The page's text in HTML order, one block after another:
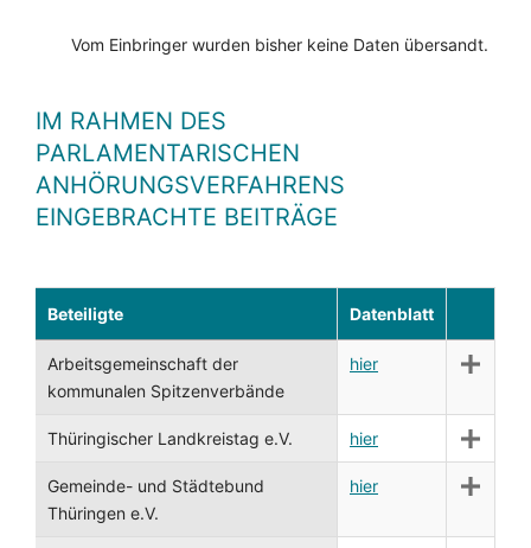
Vom Einbringer wurden bisher keine Daten übersandt.
IM RAHMEN DES
PARLAMENTARISCHEN
ANHÖRUNGSVERFAHRENS
EINGEBRACHTE BEITRÄGE
Beteiligte Datenblatt
Arbeitsgemeinschaft der
kommunalen Spitzenverbände
hier
Thüringischer Landkreistag e.V. hier
Gemeinde- und Städtebund
Thüringen e.V.
hier